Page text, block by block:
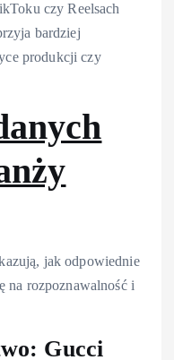
czy Reelsach
bardziej
produkcji czy
jak odpowiednie
na rozpoznawalność i
Gucci